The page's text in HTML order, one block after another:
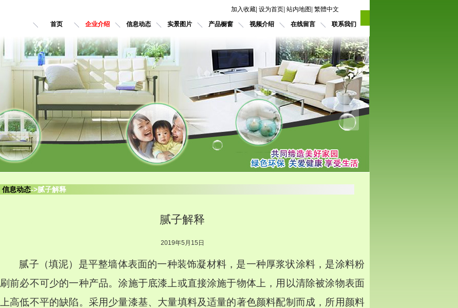
加入收藏 设为首页 站内地图 繁體中文
首页 企业介绍 信息动态 实景图片 产品橱窗 视频介绍 在线留言 联系我们
信息动态->腻子解释
腻子解释
2019年5月15日
腻子（填泥）是平整墙体表面的一种装饰凝材料，是一种厚浆状涂料，是涂料粉
刷前必不可少的一种产品。涂施于底漆上或直接涂施于物体上，用以清除被涂物表面
上高低不平的缺陷。采用少量漆基、大量填料及适量的著色颜料配制而成，所用颜料